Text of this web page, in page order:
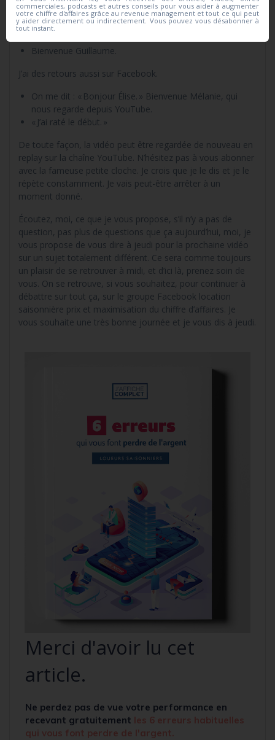
Bienvenue Phile.
Bienvenue Patrick Andrieu.
Bienvenue Guillaume.
J’ai des retours aussi sur Facebook.
On me dit : « Bonjour Élise. » Bienvenue Mélanie, qui
nous regarde depuis YouTube.
« J’ai raté le début. »
De toute façon, la vidéo peut être regardée de nouveau en
replay sur la chaîne YouTube. N’hésitez pas à vous abonner
avec la fameuse petite cloche. Je crois que je le dis et je le
répète constamment. Je vais peut-être arrêter à un
moment donné.
Écoutez, moi, ce que je vous propose, s’il n’y a pas de
question, pas plus de questions que ça aujourd’hui, moi, je
vous propose de vous dire à jeudi pour la prochaine vidéo
sur un sujet totalement différent. Ce sera comme toujours
un plaisir de se retrouver à midi, et d’ici là, prenez soin de
vous. On se retrouve, si vous souhaitez, pour continuer à
débattre sur tout ça, sur le groupe Facebook location
saisonnière prix et maximisation du chiffre d’affaires. Je
vous souhaite une très bonne journée et je vous dis à jeudi.
Merci d'avoir lu cet
article.
Ne perdez pas de vue votre performance en
recevant gratuitement les 6 erreurs habituelles
qui vous font perdre de l'argent.
commerciales, podcasts et autres conseils pour vous aider à augmenter
votre chiffre d'affaires grâce au revenue management et tout ce qui peut
y aider directement ou indirectement. Vous pouvez vous désabonner à
tout instant.